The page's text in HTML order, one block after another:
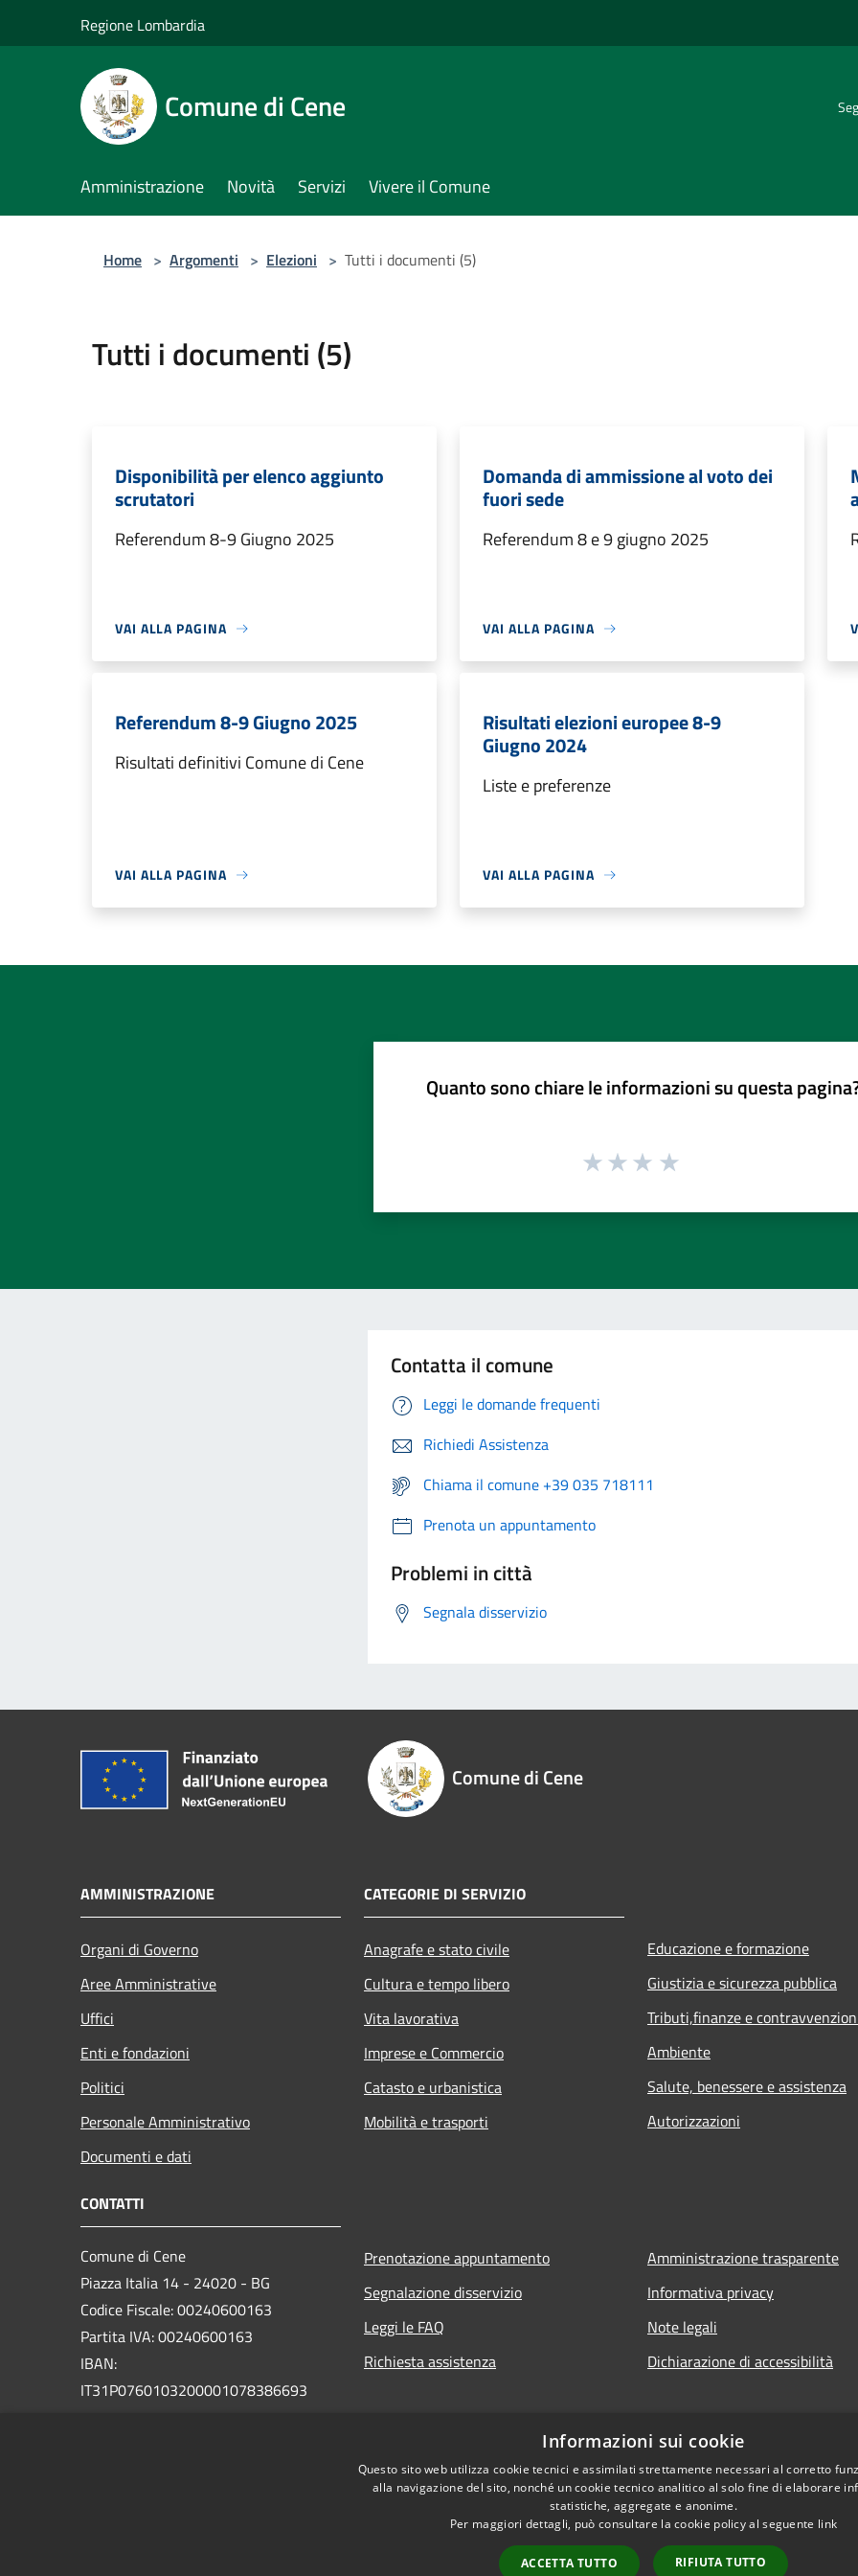
Regione Lombardia
Comune di Cene
Amministrazione Novità Servizi Vivere il Comune
Home > Argomenti > Elezioni > Tutti i documenti (5)
Tutti i documenti (5)
Disponibilità per elenco aggiunto
scrutatori
Referendum 8-9 Giugno 2025
VAI ALLA PAGINA
Domanda di ammissione al voto dei
fuori sede
Referendum 8 e 9 giugno 2025
VAI ALLA PAGINA
Referendum 8-9 Giugno 2025
Risultati definitivi Comune di Cene
VAI ALLA PAGINA
Risultati elezioni europee 8-9
Giugno 2024
Liste e preferenze
VAI ALLA PAGINA
Quanto sono chiare le informazioni su questa
Contatta il comune
Leggi le domande frequenti
Richiedi Assistenza
Chiama il comune +39 035 718111
Prenota un appuntamento
Problemi in città
Segnala disservizio
Comune di Cene
AMMINISTRAZIONE
Organi di Governo
Aree Amministrative
Uffici
Enti e fondazioni
Politici
Personale Amministrativo
Documenti e dati
CATEGORIE DI SERVIZIO
Anagrafe e stato civile
Cultura e tempo libero
Vita lavorativa
Imprese e Commercio
Catasto e urbanistica
Mobilità e trasporti
Educazione e formazione
Giustizia e sicurezza pubblica
Tributi,finanze e
Ambiente
Salute, benessere e assistenza
Autorizzazioni
CONTATTI
Comune di Cene
Piazza Italia 14 - 24020 - BG
Codice Fiscale: 00240600163
Partita IVA: 00240600163
IBAN:
IT31P0760103200001078386693
Prenotazione appuntamento
Segnalazione disservizio
Leggi le FAQ
Richiesta assistenza
Amministrazione trasparente
Informativa privacy
Note legali
Dichiarazione di accessibilità
Informazioni sui cookie
Questo sito web utilizza cookie tecnici e assimilati strettamente necessari al corretto
alla navigazione del sito, nonché un cookie tecnico analitico al solo fine di elaborare
statistiche, aggregate e anonime.
Per maggiori dettagli, può consultare la cookie policy al seguente link
ACCETTA TUTTO RIFIUTA TUTTO